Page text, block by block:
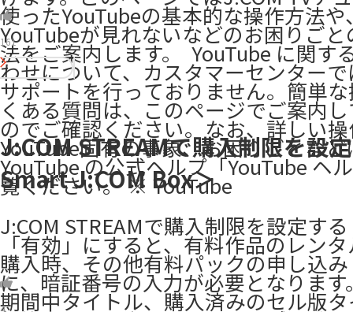
使ったYouTubeの基本的な操作方法や
YouTubeが見れないなどのお困りご
法をご案内します。 ​ YouTube に関す
わせについて、カスタマーセンター
サポートを行っておりません。簡単
くある質問は、このページでご案内
のでご確認ください。なお、詳しい
YouTube固有の事象、お困りごとなど
YouTube の公式ヘルプ「YouTube ヘ
覧ください。 ※ YouTube
161
J:COM STREAMで購入制限を設
Smart J:COM Box＞
J:COM STREAMで購入制限を設定す
「有効」にすると、有料作品のレン
購入時、その他有料パックの申し込
に、暗証番号の入力が必要となりま
期間中タイトル、購入済みのセル版
4